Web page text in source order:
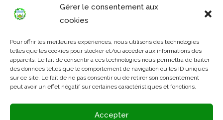
Gérer le consentement aux
cookies
Pour offrir les meilleures expériences, nous utilisons des technologies
telles que les cookies pour stocker et/ou accéder aux informations des
appareils. Le fait de consentir à ces technologies nous permettra de traiter
des données telles que le comportement de navigation ou les ID uniques
sur ce site. Le fait de ne pas consentir ou de retirer son consentement
peut avoir un effet négatif sur certaines caractéristiques et fonctions.
Accepter
dans
un
nouvel
onglet
Apprendre Le Coran Simplement